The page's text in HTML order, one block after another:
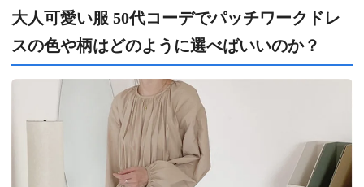
大人可愛い服 50代コーデでパッチワークドレ
スの色や柄はどのように選べばいいのか？